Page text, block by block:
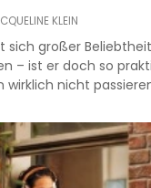
KLEIN
sich großer
– ist er doch so
wirklich nicht